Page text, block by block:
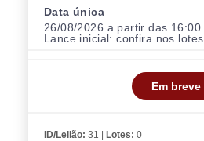
Data única
26/08/2026 a partir das 16:00
Lance inicial:confira nos lotes
Em breve
ID/Leilão: 31 | Lotes: 0